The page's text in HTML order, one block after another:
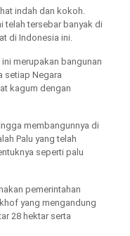
indah dan kokoh.
telah tersebar banyak di
di Indonesia ini.
merupakan bangunan
setiap Negara
kagum dengan
membangunnya di
Palu yang telah
seperti palu
pemerintahan
yang mengandung
28 hektar serta